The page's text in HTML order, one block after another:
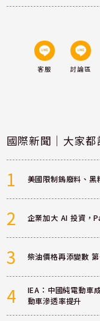
客服 討論區
國際新聞｜大家都
1 美國限制鎢廢料、
2 企業加大 AI 投資，
3 柴油價格再添變數
4
IEA：中國純電動車
動車滲透率提升